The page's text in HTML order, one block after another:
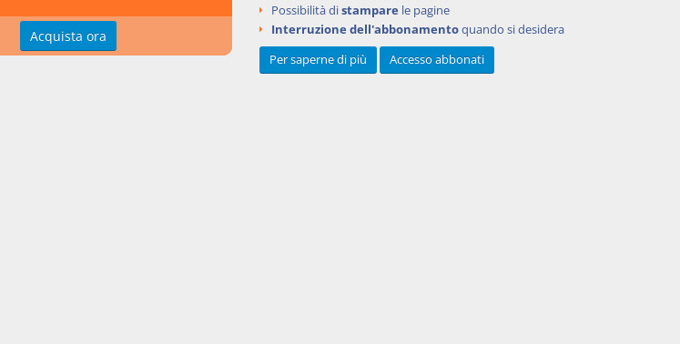
Parte generale, Torino, Tratt.dir.civ. it.
Acquista ora
Possibilità distampare le pagine
Interruzione dell'abbonamentoquando si desidera
Per saperne di più
Accesso abbonati